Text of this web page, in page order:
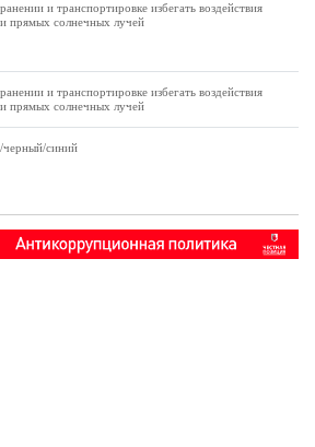
и транспортировке избегать воздействия
и прямых солнечных лучей
и транспортировке избегать воздействия
и прямых солнечных лучей
черный/синий